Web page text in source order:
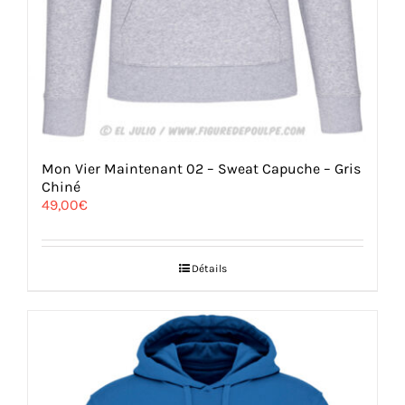
Mon Vier Maintenant 02 – Sweat Capuche – Gris
Chiné
49,00€
Détails